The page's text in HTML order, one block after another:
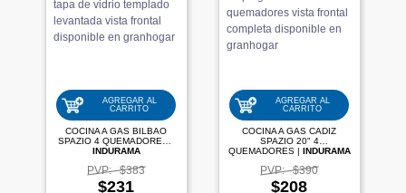
AGREGAR AL
CARRITO
COCINA A GAS BILBAO
INDURAMA
PVP: $383
$231
AGREGAR AL
CARRITO
COCINA A GAS CADIZ
SPAZIO 20" 4
QUEMADORES | INDURAMA
PVP: $390
$208